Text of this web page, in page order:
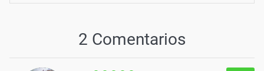
2 Comentarios